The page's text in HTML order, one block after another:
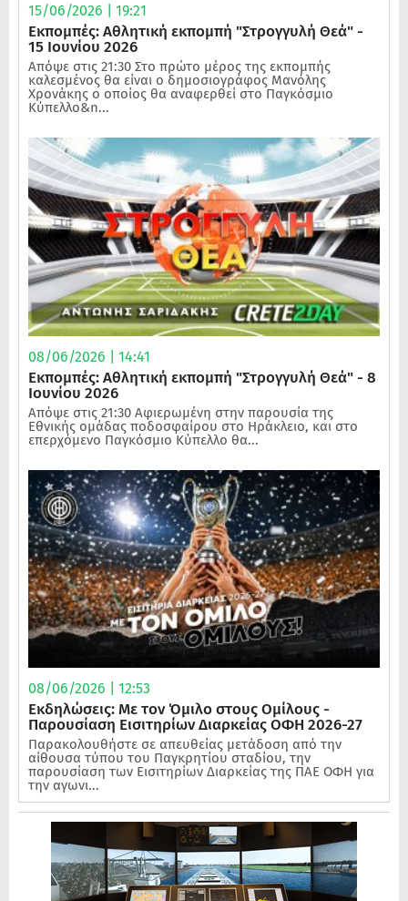
15/06/2026 | 19:21
Εκπομπές: Αθλητική εκπομπή "Στρογγυλή Θεά" -
15 Ιουνίου 2026
Απόψε στις 21:30 Στο πρώτο μέρος της εκπομπής
καλεσμένος θα είναι ο δημοσιογράφος Μανόλης
Χρονάκης ο οποίος θα αναφερθεί στο Παγκόσμιο
Κύπελλο&n...
08/06/2026 | 14:41
Εκπομπές: Αθλητική εκπομπή "Στρογγυλή Θεά" - 8
Ιουνίου 2026
Απόψε στις 21:30 Αφιερωμένη στην παρουσία της
Εθνικής ομάδας ποδοσφαίρου στο Ηράκλειο, και στο
επερχόμενο Παγκόσμιο Κύπελλο θα...
08/06/2026 | 12:53
Εκδηλώσεις: Με τον Όμιλο στους Ομίλους -
Παρουσίαση Εισιτηρίων Διαρκείας ΟΦΗ 2026-27
Παρακολουθήστε σε απευθείας μετάδοση από την
αίθουσα τύπου του Παγκρητίου σταδίου, την
παρουσίαση των Εισιτηρίων Διαρκείας της ΠΑΕ ΟΦΗ για
την αγωνι...